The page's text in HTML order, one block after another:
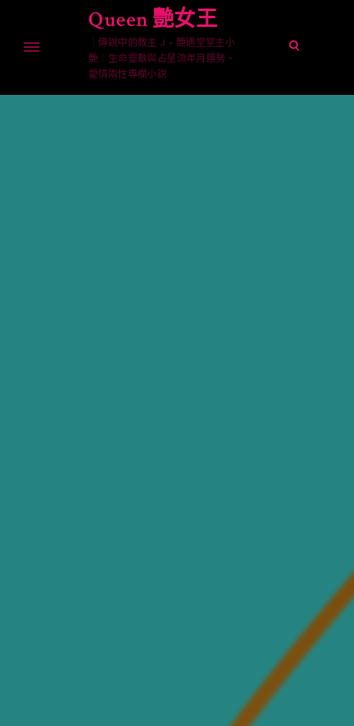
content
Queen 艷女王
｜傳說中的教主 J – 艷遇堂堂主小
艷｜生命靈數與占星流年月運勢、
愛情兩性專欄小說
open